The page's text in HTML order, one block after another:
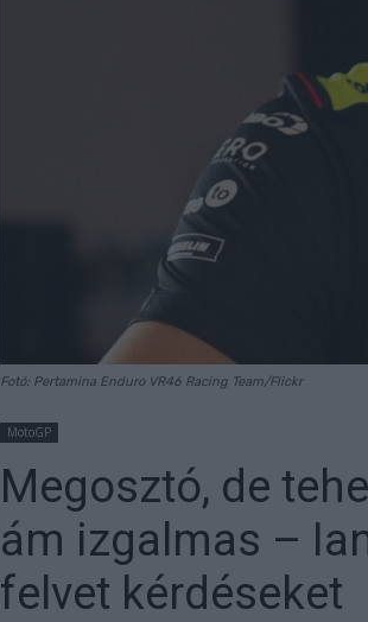
Fotó: Pertamina Enduro VR46 Racing Team/Flickr
MotoGP
Megosztó, de
ám izgalmas –
felvet kérdéseket